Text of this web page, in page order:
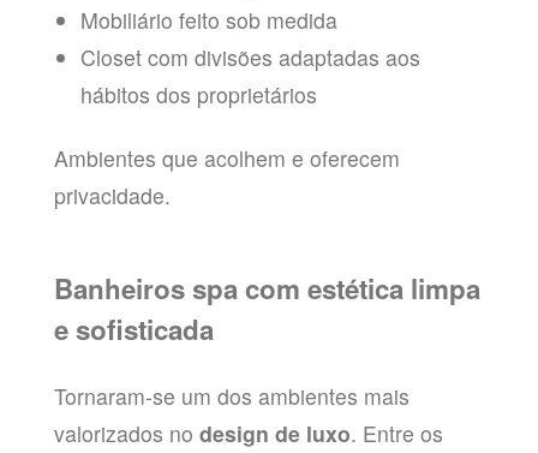
Mobiliário feito sob medida
Closet com divisões adaptadas aos
hábitos dos proprietários
Ambientes que acolhem e oferecem
privacidade.
Banheiros spa com estética limpa
e sofisticada
Tornaram-se um dos ambientes mais
valorizados no design de luxo. Entre os